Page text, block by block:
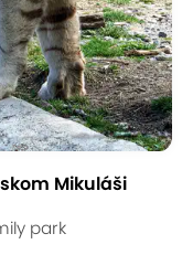
Mikuláši
park